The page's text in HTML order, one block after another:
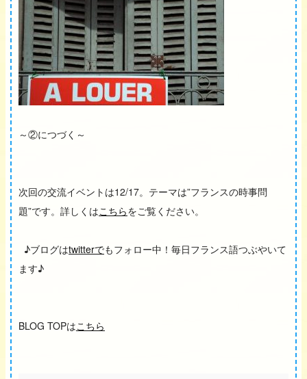
～②につづく～
次回の交流イベントは12/17。テーマは”フランスの時事問
題”です。詳しくはこちらをご覧ください。
♪ブログはtwitterでもフォロー中！毎日フランス語つぶやいて
ます♪
BLOG TOPはこちら